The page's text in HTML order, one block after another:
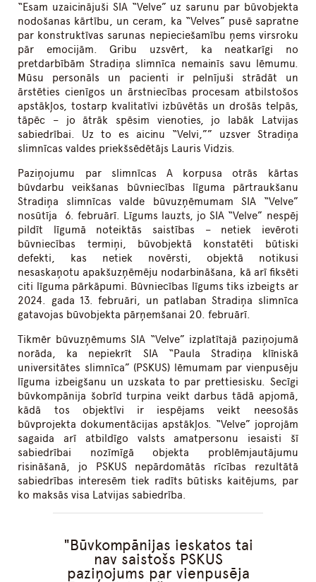
“Esam uzaicinājuši SIA “Velve” uz sarunu par būvobjekta
nodošanas kārtību, un ceram, ka “Velves” pusē sapratne
par konstruktīvas sarunas nepieciešamību ņems virsroku
pār emocijām. Gribu uzsvērt, ka neatkarīgi no
pretdarbībām Stradiņa slimnīca nemainīs savu lēmumu.
Mūsu personāls un pacienti ir pelnījuši strādāt un
ārstēties cienīgos un ārstniecības procesam atbilstošos
apstākļos, tostarp kvalitatīvi izbūvētās un drošās telpās,
tāpēc – jo ātrāk spēsim vienoties, jo labāk Latvijas
sabiedrībai. Uz to es aicinu “Velvi,”” uzsver Stradiņa
slimnīcas valdes priekšsēdētājs Lauris Vidzis.
Paziņojumu par slimnīcas A korpusa otrās kārtas
būvdarbu veikšanas būvniecības līguma pārtraukšanu
Stradiņa slimnīcas valde būvuzņēmumam SIA “Velve”
nosūtīja 6. februārī. Līgums lauzts, jo SIA “Velve” nespēj
pildīt līgumā noteiktās saistības – netiek ievēroti
būvniecības termiņi, būvobjektā konstatēti būtiski
defekti, kas netiek novērsti, objektā notikusi
nesaskaņotu apakšuzņēmēju nodarbināšana, kā arī fiksēti
citi līguma pārkāpumi. Būvniecības līgums tiks izbeigts ar
2024. gada 13. februāri, un patlaban Stradiņa slimnīca
gatavojas būvobjekta pārņemšanai 20. februārī.
Tikmēr būvuzņēmums SIA “Velve” izplatītajā paziņojumā
norāda, ka nepiekrīt SIA “Paula Stradiņa klīniskā
universitātes slimnīca” (PSKUS) lēmumam par vienpusēju
līguma izbeigšanu un uzskata to par prettiesisku. Secīgi
būvkompānija šobrīd turpina veikt darbus tādā apjomā,
kādā tos objektīvi ir iespējams veikt neesošās
būvprojekta dokumentācijas apstākļos. “Velve” joprojām
sagaida arī atbildīgo valsts amatpersonu iesaisti šī
sabiedrībai nozīmīgā objekta problēmjautājumu
risināšanā, jo PSKUS nepārdomātās rīcības rezultātā
sabiedrības interesēm tiek radīts būtisks kaitējums, par
ko maksās visa Latvijas sabiedrība.
Būvkompānijas ieskatos tai
nav saistošs PSKUS
paziņojums par vienpusēja